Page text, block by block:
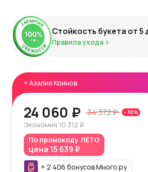
Стойкость букета от5
Правила ухода
+ Азалия Коинов
24 060 ₽ 34 372 ₽ - 30%
Экономия 10 312 ₽
По промокоду ЛЕТО
цена 15 639 ₽
+ 2 406 бонусовМного.ру